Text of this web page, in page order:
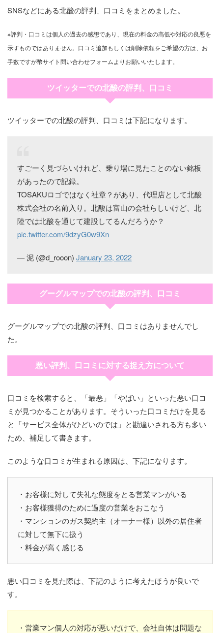
SNSなどにある北酸の評判、口コミをまとめました。
※評判・口コミは個人の過去の感想であり、現在の料金の高低や対応の良悪を
示すものではありません。口コミ追加もしくは削除依頼をご希望の方は、お
手数ですが幣サイト問い合わせフォームよりお願いいたします。
ツイッターでの北酸の評判、口コミ
ツイッターでの北酸の評判、口コミは下記になります。
すごーく見づらいけれど、乗り場に見たことのない銘板
があったので記録。
TOSAKUロゴではなく社章？があり、代理店として北酸
株式会社の名前入り。北酸は富山の会社らしいけど、北
陸では北酸を通じて建設してるんだろうか？
pic.twitter.com/9dzyG0w9Xn
— 泥 (@d_rooon) January 23, 2022
グーグルマップでの北酸の評判、口コミ
グーグルマップでの北酸の評判、口コミはありませんでし
た。
悪い評判、口コミに対する捉え方について
口コミを検索すると、「最悪」「やばい」といった悪い口コ
ミが見つかることがあります。そういった口コミだけを見る
と「サービス全体がひどいのでは」と勘違いされる方も多い
ため、補足して書きます。
このような口コミが生まれる原因は、下記になります。
・お客様に対して失礼な態度をとる営業マンがいる
・お客様獲得のために過度の営業をおこなう
・マンションのガス契約主（オーナー様）以外の居住者
に対して無下に扱う
・料金が高く感じる
悪い口コミを見た際は、下記のように考えたほうが良いで
す。
・営業マン個人の対応が悪いだけで、会社自体は問題な